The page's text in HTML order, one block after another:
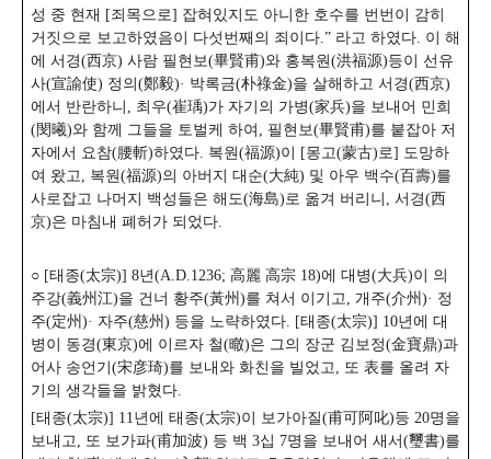
성 중 현재 [죄목으로] 잡혀있지도 아니한 호수를 번번이 감히
거짓으로 보고하였음이 다섯번째의 죄이다.” 라고 하였다. 이 해
에 서경(西京) 사람 필현보(畢賢甫)와 홍복원(洪福源)등이 선유
사(宣諭使) 정의(鄭毅)· 박록금(朴祿金)을 살해하고 서경(西京)
에서 반란하니, 최우(崔瑀)가 자기의 가병(家兵)을 보내어 민희
(閔曦)와 함께 그들을 토벌케 하여, 필현보(畢賢甫)를 붙잡아 저
자에서 요참(腰斬)하였다. 복원(福源)이 [몽고(蒙古)로] 도망하
여 왔고, 복원(福源)의 아버지 대순(大純) 및 아우 백수(百壽)를
사로잡고 나머지 백성들은 해도(海島)로 옮겨 버리니, 서경(西
京)은 마침내 폐허가 되었다.
○ [태종(太宗)] 8년(A.D.1236; 高麗 高宗 18)에 대병(大兵)이 의
주강(義州江)을 건너 황주(黃州)를 쳐서 이기고, 개주(介州)· 정
주(定州)· 자주(慈州) 등을 노략하였다. [태종(太宗)] 10년에 대
병이 동경(東京)에 이르자 철(㬚)은 그의 장군 김보정(金寶鼎)과
어사 송언기(宋彦琦)를 보내와 화친을 빌었고, 또 表를 올려 자
기의 생각들을 밝혔다.
[태종(太宗)] 11년에 태종(太宗)이 보가아질(甫可阿叱)등 20명을
보내고, 또 보가파(甫加波) 등 백 3십 7명을 보내어 새서(璽書)를